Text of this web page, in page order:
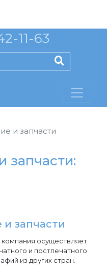
11-63
и запчасти
запчасти:
запчасти
осуществляет
и постпечатного
из других стран.